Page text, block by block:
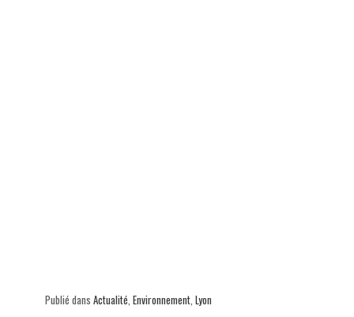
Publié dans Actualité, Environnement, Lyon